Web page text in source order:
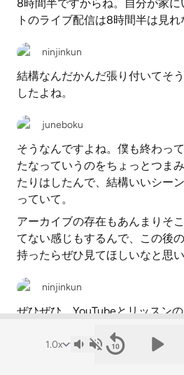
8時間半ですからね。自分が家
トのライブ配信は8時間半は見れ
ninjinkun
結構なんだかんだ張り付いてそ
したよね。
juneboku
そうなんですよね。僕も終わっ
たなっていうのをちょっとつま
たりはしたんで、結構いいシー
っていて。
アーカイブの存在もあんまりそ
てない感じもするんで、この後
持ったらぜひ見てほしいなと思い
ninjinkun
ぜひぜひ。YouTubeとリッスン
リッスンでという感じですかね。